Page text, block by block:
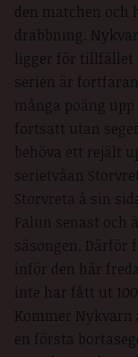
den matchen och
drabbning.
ligger för tillfället
serien är
många poäng
fortsatt utan
behöva ett rejält
serietvåan
Storvreta å sin
Falun senast och
säsongen. Därför
inför den här
inte har fått ut
Kommer
en första